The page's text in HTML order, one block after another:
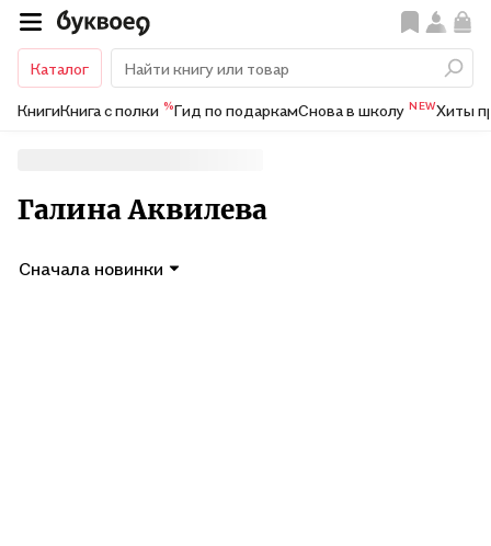
Каталог
КнигиКнига с полки %Гид по подаркамСнова в школу NEWХиты
Галина Аквилева
Сначала новинки